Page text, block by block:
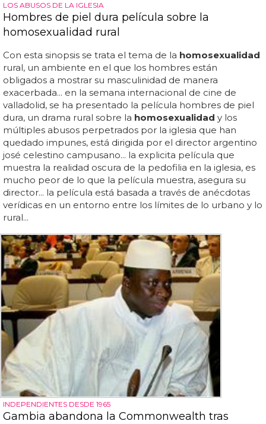
LOS ABUSOS DE LA IGLESIA
Hombres de piel dura película sobre la
homosexualidad rural
Con esta sinopsis se trata el tema de la homosexualidad
rural, un ambiente en el que los hombres están
obligados a mostrar su masculinidad de manera
exacerbada... en la semana internacional de cine de
valladolid, se ha presentado la película hombres de piel
dura, un drama rural sobre la homosexualidad y los
múltiples abusos perpetrados por la iglesia que han
quedado impunes, está dirigida por el director argentino
josé celestino campusano... la explicita película que
muestra la realidad oscura de la pedofilia en la iglesia, es
mucho peor de lo que la película muestra, asegura su
director... la película está basada a través de anécdotas
verídicas en un entorno entre los límites de lo urbano y lo
rural...
INDEPENDIENTES DESDE 1965
Gambia abandona la Commonwealth tras